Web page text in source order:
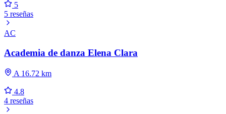
5
5 reseñas
AC
Academia de danza Elena Clara
A 16.72 km
4.8
4 reseñas